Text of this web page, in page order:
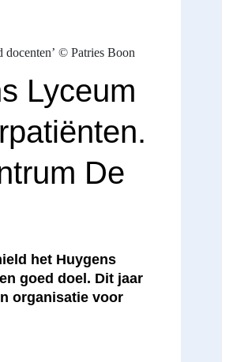
© Patries Boon
Lyceum
De
het Huygens
goed doel. Dit jaar
organisatie voor